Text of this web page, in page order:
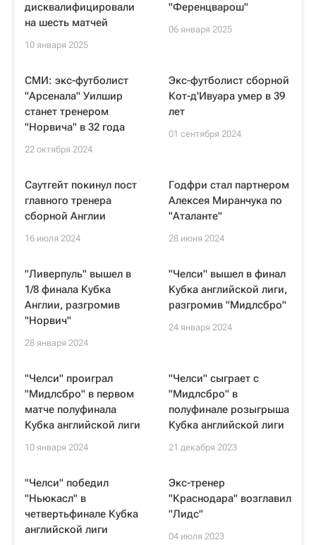
дисквалифицировали
на шесть матчей
10 января 2025
"Ференцварош"
06 января 2025
СМИ: экс-футболист
"Арсенала" Уилшир
станет тренером
"Норвича" в 32 года
22 октября 2024
Экс-футболист сборной
Кот-д'Ивуара умер в 39
лет
01 сентября 2024
Саутгейт покинул пост
главного тренера
сборной Англии
16 июля 2024
Годфри стал партнером
Алексея Миранчука по
"Аталанте"
28 июня 2024
"Ливерпуль" вышел в
1/8 финала Кубка
Англии, разгромив
"Норвич"
28 января 2024
"Челси" вышел в финал
Кубка английской лиги,
разгромив "Мидлсбро"
24 января 2024
"Челси" проиграл
"Мидлсбро" в первом
матче полуфинала
Кубка английской лиги
10 января 2024
"Челси" сыграет с
"Мидлсбро" в
полуфинале розыгрыша
Кубка английской лиги
21 декабря 2023
"Челси" победил
"Ньюкасл" в
четвертьфинале Кубка
английской лиги
Экс-тренер
"Краснодара" возглавил
"Лидс"
04 июля 2023